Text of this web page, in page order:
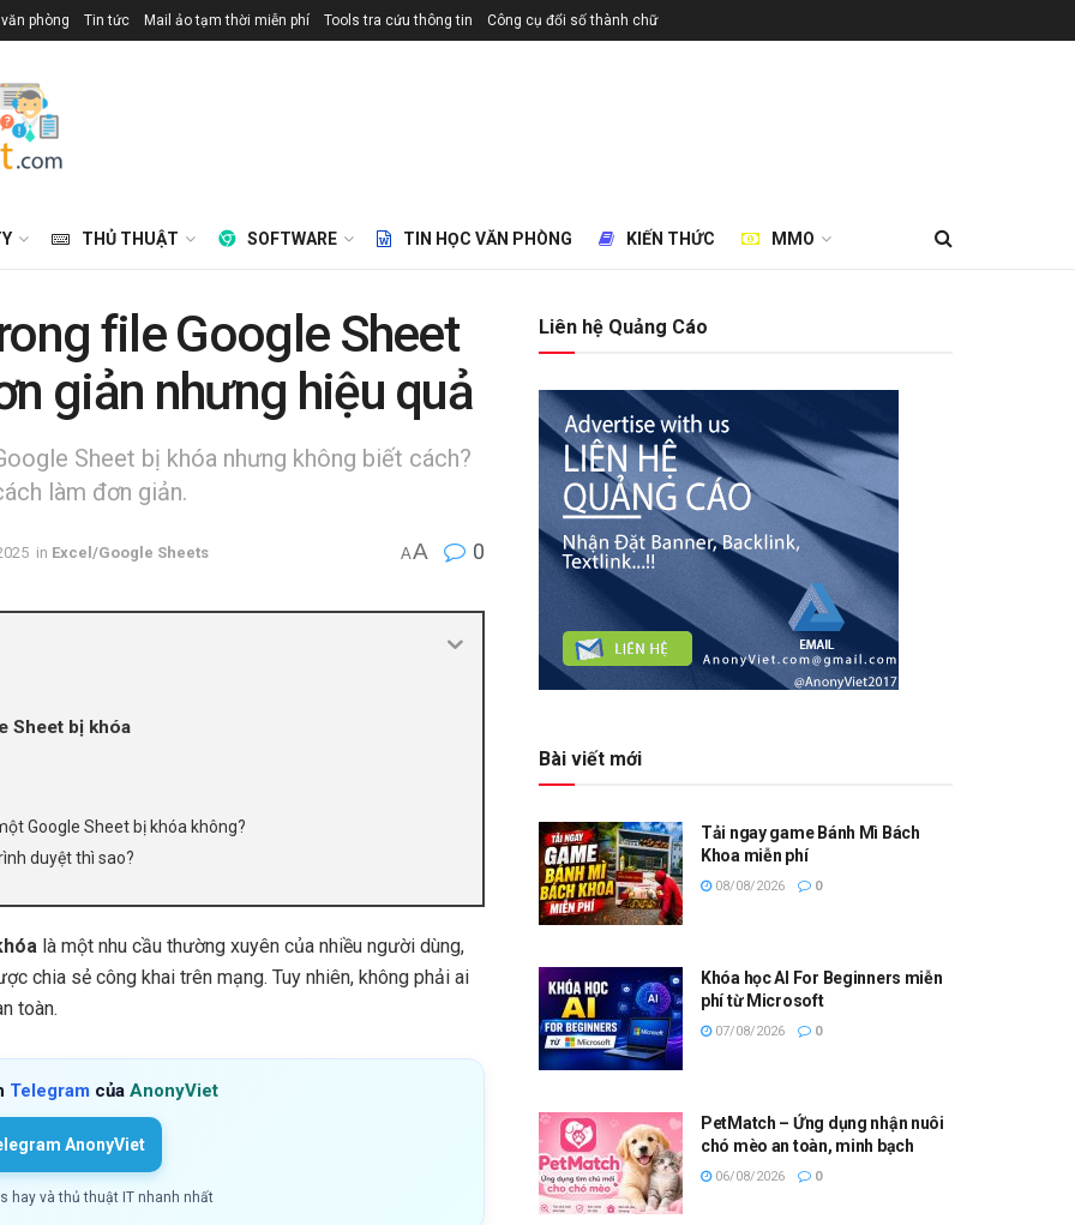
phòng Tin tức Mail ảo tạm thời miễn phí Tools tra cứu thông tin Công cụ đổi số thành chữ
THỦ THUẬT SOFTWARE TIN HỌC VĂN PHÒNG KIẾN THỨC MMO
file Google Sheet
giản nhưng hiệu quả
Sheet bị khóa nhưng không biết cách?
làm đơn giản.
in Excel/Google Sheets AA 0
Sheet bị khóa
Google Sheet bị khóa không?
duyệt thì sao?
là một nhu cầu thường xuyên của nhiều người dùng,
chia sẻ công khai trên mạng. Tuy nhiên, không phải ai
toàn.
Telegram của AnonyViet
AnonyViet
hay và thủ thuật IT nhanh nhất
Liên hệ Quảng Cáo
Bài viết mới
Tải ngay game Bánh Mì Bách
Khoa miễn phí
08/08/2026 0
Khóa học AI For Beginners miễn
phí từ Microsoft
07/08/2026 0
PetMatch – Ứng dụng nhận nuôi
chó mèo an toàn, minh bạch
06/08/2026 0